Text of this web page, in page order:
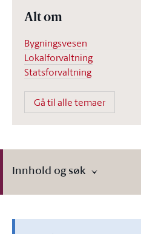
Alt om
Bygningsvesen
Lokalforvaltning
Statsforvaltning
Gå til alle temaer
Innhold og søk